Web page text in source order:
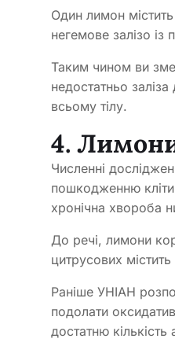
Один лимон
негемове залізо із
Таким чином ви
недостатньо
всьому тілу.
4.
Численні
пошкодженню
хронічна хвороба
До речі, лимони
цитрусових
Раніше УНІАН
подолати
достатню